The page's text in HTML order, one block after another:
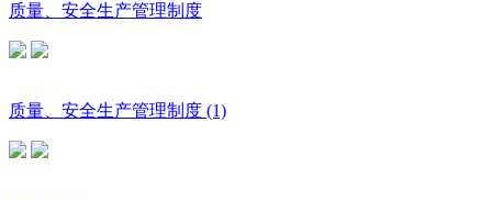
质量、安全生产管理制度
质量、安全生产管理制度 (1)